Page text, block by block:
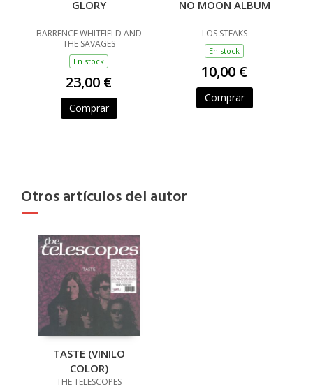
GLORY
BARRENCE WHITFIELD AND
THE SAVAGES
En stock
23,00 €
Comprar
NO MOON ALBUM
LOS STEAKS
En stock
10,00 €
Comprar
Otros artículos del autor
TASTE (VINILO
COLOR)
THE TELESCOPES